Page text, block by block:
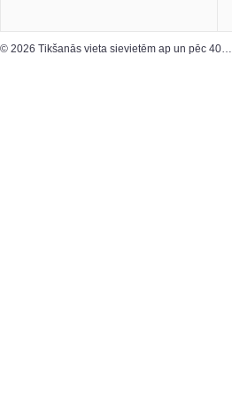
© 2026 Tikšanās vieta sievietēm ap un pēc 40…